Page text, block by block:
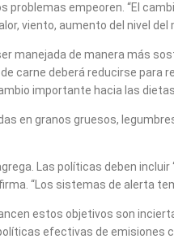
problemas empeoren. “El
viento, aumento del nivel del
manejada de manera más
carne deberá reducirse
importante hacia las
en granos gruesos,
Las políticas deben
“Los sistemas de alerta
estos objetivos son
efectivas de emisiones